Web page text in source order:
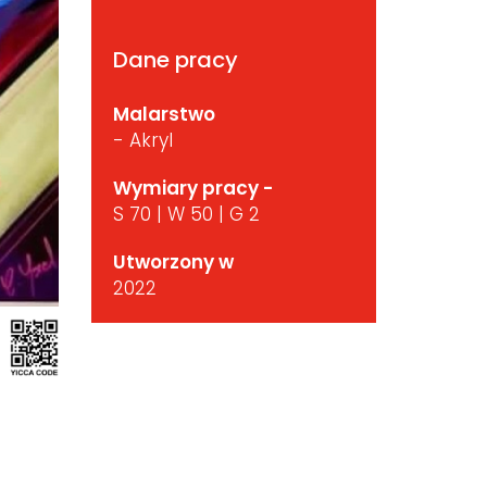
Dane pracy
Malarstwo
- Akryl
Wymiary pracy -
S 70 | W 50 | G 2
Utworzony w
2022